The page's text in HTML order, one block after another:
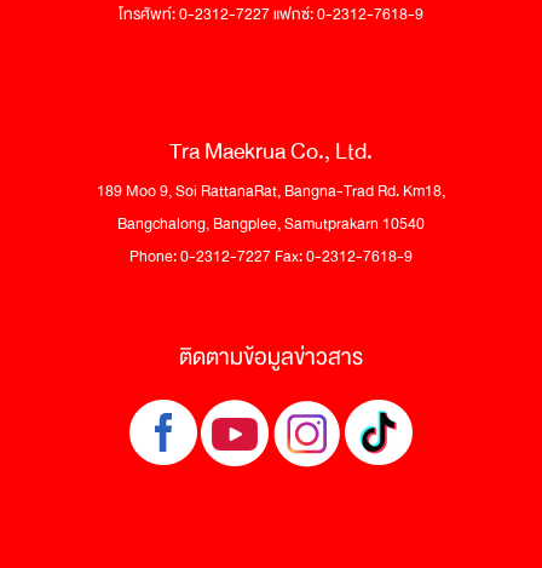
โทรศัพท์: 0-2312-7227 แฟกซ์: 0-2312-7618-9
Tra Maekrua Co., Ltd.
189 Moo 9, Soi RattanaRat, Bangna-Trad Rd. Km18,
Bangchalong, Bangplee, Samutprakarn 10540
Phone: 0-2312-7227 Fax: 0-2312-7618-9
ติดตามข้อมูลข่าวสาร